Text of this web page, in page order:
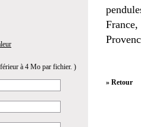
à 4 Mo par fichier. )
» Retour